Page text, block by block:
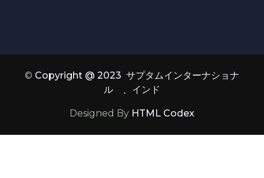
© Copyright @ 2023 サプタムインターナショナ
ル 、インド
Designed By HTML Codex